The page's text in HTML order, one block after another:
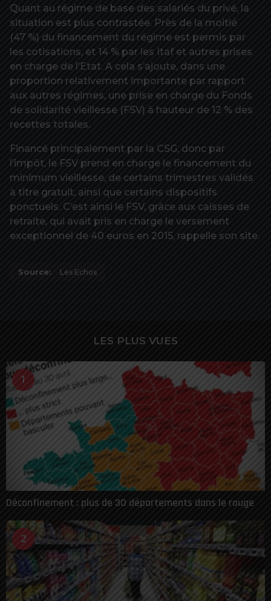
Quant au régime de base des salariés du privé, la
situation est plus contrastée. Près de la moitié
(47 %) du financement du régime est permis par
les cotisations, et 14 % par les Itaf et autres prises
en charge de l’Etat. A cela s’ajoute, dans une
proportion relativement importante par rapport
aux autres régimes, une prise en charge du Fonds
de solidarité vieillesse (FSV) à hauteur de 12 % des
recettes totales.
Financé principalement par la CSG, donc par
l’impôt, le FSV prend en charge le financement du
minimum vieillesse, de certains trimestres validés
à titre gratuit, ainsi que certains dispositifs
ponctuels. C’est ainsi le FSV, grâce aux caisses de
retraite, qui avait pris en charge le versement
exceptionnel de 40 euros en 2015, rappelle son site.
Source: Les Echos
LES PLUS VUES
1
Déconfinement : plus de 30 départements dans le rouge
2